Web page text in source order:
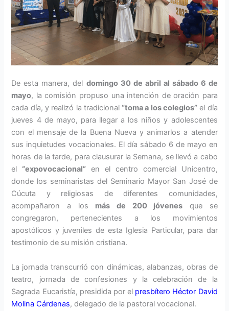
De esta manera, del domingo 30 de abril al sábado 6 de
mayo, la comisión propuso una intención de oración para
cada día, y realizó la tradicional “toma a los colegios”el día
jueves 4 de mayo, para llegar a los niños y adolescentes
con el mensaje de la Buena Nueva y animarlos a atender
sus inquietudes vocacionales. El día sábado 6 de mayo en
horas de la tarde, para clausurar la Semana, se llevó a cabo
el “expovocacional” en el centro comercial Unicentro,
donde los seminaristas del Seminario Mayor San José de
Cúcuta y religiosas de diferentes comunidades,
acompañaron a los más de 200 jóvenes que se
congregaron, pertenecientes a los movimientos
apostólicos y juveniles de esta Iglesia Particular, para dar
testimonio de su misión cristiana.
La jornada transcurrió con dinámicas, alabanzas, obras de
teatro, jornada de confesiones y la celebración de la
Sagrada Eucaristía, presidida por el presbítero Héctor David
Molina Cárdenas, delegado de la pastoral vocacional.